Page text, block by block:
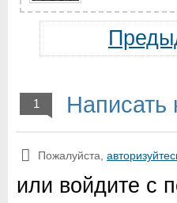
1 Написать
Пожалуйста,
или войдите с